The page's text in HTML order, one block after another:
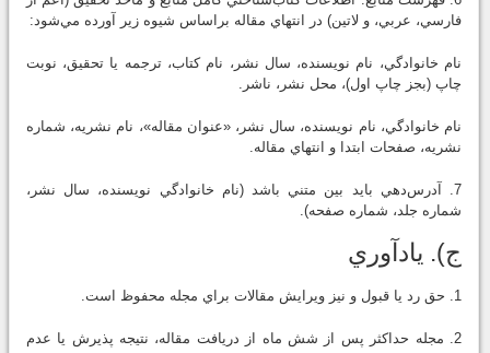
فارسي، عربي، و لاتين) در انتهاي مقاله براساس شيوه زير آورده مي‌شود:
نام خانوادگي، نام نويسنده، سال نشر، نام كتاب، ترجمه يا تحقيق، نوبت
چاپ (بجز چاپ اول)، محل نشر، ناشر.
نام خانوادگي، نام نويسنده، سال نشر، «عنوان مقاله»، نام نشريه، شماره
نشريه، صفحات ابتدا و انتهاي مقاله.
7. آدرس‌دهي بايد بين متني باشد (نام خانوادگي نويسنده، سال نشر،
شماره جلد، شماره صفحه).
ج). يادآوري
1. حق رد يا قبول و نيز ويرايش مقالات براي مجله محفوظ است.
2. مجله حداكثر پس از شش ماه از دريافت مقاله، نتيجه پذيرش يا عدم